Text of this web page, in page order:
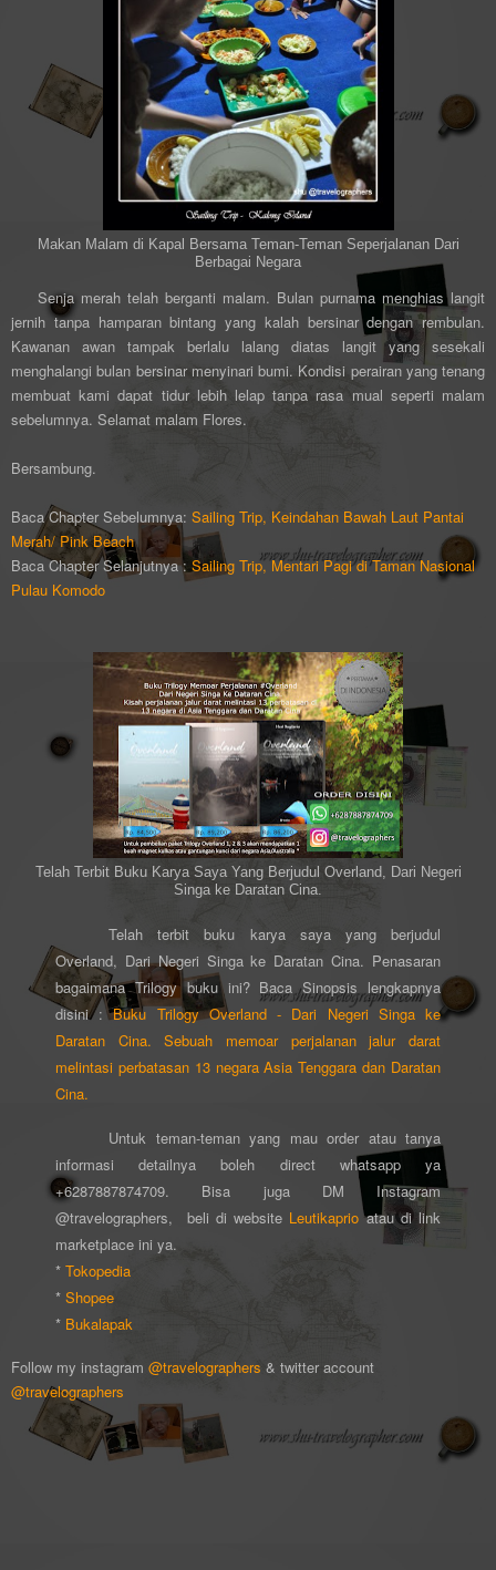
Makan Malam di Kapal Bersama Teman-Teman Seperjalanan Dari
Berbagai Negara
Senja merah telah berganti malam. Bulan purnama menghias langit
jernih tanpa hamparan bintang yang kalah bersinar dengan rembulan.
Kawanan awan tampak berlalu lalang diatas langit yang sesekali
menghalangi bulan bersinar menyinari bumi. Kondisi perairan yang tenang
membuat kami dapat tidur lebih lelap tanpa rasa mual seperti malam
sebelumnya. Selamat malam Flores.
Bersambung.
Baca Chapter Sebelumnya: Sailing Trip, Keindahan Bawah Laut Pantai
Merah/ Pink Beach
Baca Chapter Selanjutnya : Sailing Trip, Mentari Pagi di Taman Nasional
Pulau Komodo
Telah Terbit Buku Karya Saya Yang Berjudul Overland, Dari Negeri
Singa ke Daratan Cina.
Telah terbit buku karya saya yang berjudul
Overland, Dari Negeri Singa ke Daratan Cina. Penasaran
bagaimana Trilogy buku ini? Baca Sinopsis lengkapnya
disini :Buku Trilogy Overland - Dari Negeri Singa ke
Daratan Cina. Sebuah memoar perjalanan jalur darat
melintasi perbatasan 13 negara Asia Tenggara dan Daratan
Cina.
Untuk teman-teman yang mau order atau tanya
informasi detailnya boleh direct whatsapp ya
+6287887874709. Bisa juga DM Instagram
@travelographers, beli di website Leutikaprio atau di link
marketplace ini ya.
* Tokopedia
* Shopee
* Bukalapak
Follow my instagram @travelographers & twitter account
@travelographers